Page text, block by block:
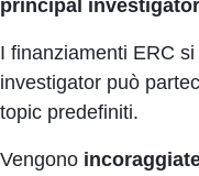
principal
I finanziamenti ERC
investigator può
topic predefiniti.
Vengono